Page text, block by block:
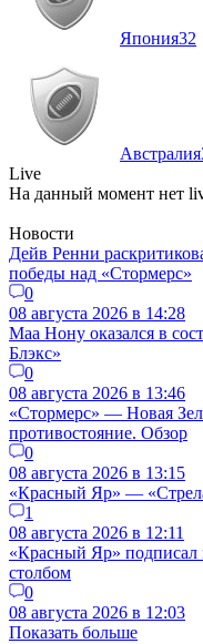
Япония32
Австралия
Live
На данный момент нет
Новости
Дейв Ренни
победы над «Стормерс»
0
08 августа 2026 в 14:28
Маа Нону оказался в
Блэкс»
0
08 августа 2026 в 13:46
«Стормерс» — Новая
противостояние. Обзор
0
08 августа 2026 в 13:15
«Красный Яр» —
1
08 августа 2026 в 12:11
«Красный Яр»
столбом
0
08 августа 2026 в 12:03
Показать больше